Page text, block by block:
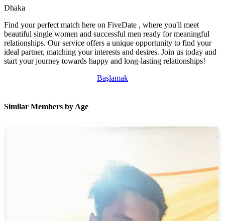
Dhaka
Find your perfect match here on FiveDate , where you'll meet
beautiful single women and successful men ready for meaningful
relationships. Our service offers a unique opportunity to find your
ideal partner, matching your interests and desires. Join us today and
start your journey towards happy and long-lasting relationships!
Başlamak
Similar Members by Age